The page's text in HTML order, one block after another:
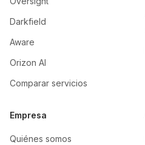
Darkfield
Aware
Orizon AI
Comparar servicios
Empresa
Quiénes somos